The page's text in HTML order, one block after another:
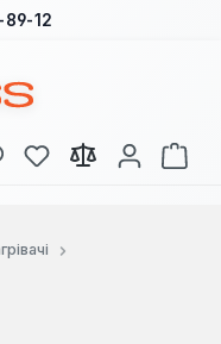
89-12
У вас є 0 у списку